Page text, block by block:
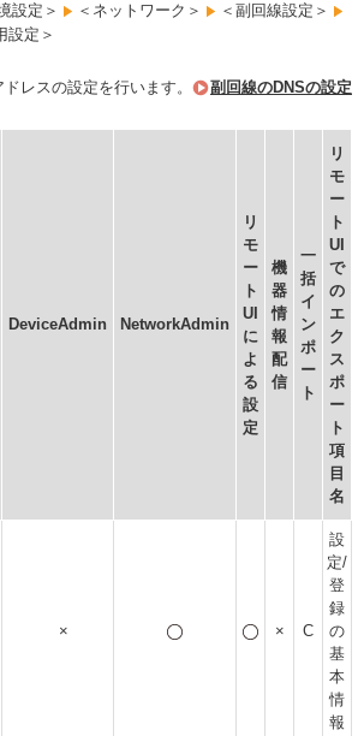
設定＞ ＜ネットワーク＞
＜副回線設定＞
設定＞
レスの設定を行います。 副回線のDNSの設定
DeviceAdmin NetworkAdmin
リ
モ
ー
ト
UI
に
よ
る
設
定
機
器
情
報
配
信
一
括
イ
ン
ポ
ー
ト
リ
モ
ー
ト
UI
で
の
エ
ク
ス
ポ
ー
ト
項
目
名
× × C
設
定/
登
録
の
基
本
情
報